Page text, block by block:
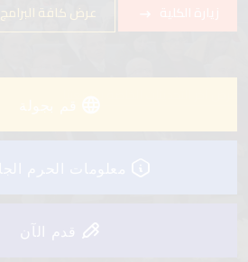
عرض كافة البرامج
قدم الآن
عرض كافة البرامج